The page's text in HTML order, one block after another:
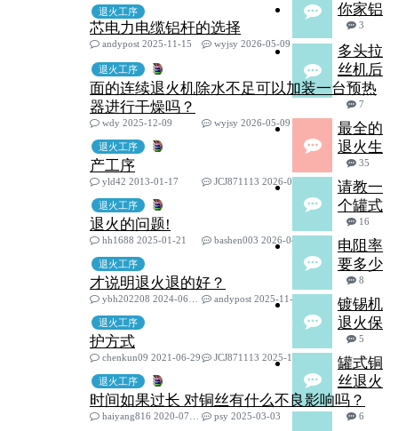
退火工序
你家铝
芯电力电缆铝杆的选择
3
andypost 2025-11-15
wyjsy 2026-05-09
退火工序
多头拉
丝机后
面的连续退火机除水不足可以加装一台预热
器进行干燥吗？
7
wdy 2025-12-09
wyjsy 2026-05-09
退火工序
最全的
退火生
产工序
35
yld42 2013-01-17
JCJ871113 2026-04-20
退火工序
请教一
个罐式
退火的问题!
16
hh1688 2025-01-21
bashen003 2026-04-09
退火工序
电阻率
要多少
才说明退火退的好？
8
ybh202208 2024-06-18
andypost 2025-11-15
退火工序
镀锡机
退火保
护方式
5
chenkun09 2021-06-29
JCJ871113 2025-11-08
退火工序
罐式铜
丝退火
时间如果过长 对铜丝有什么不良影响吗？
6
haiyang816 2020-07-29 psy 2025-03-03